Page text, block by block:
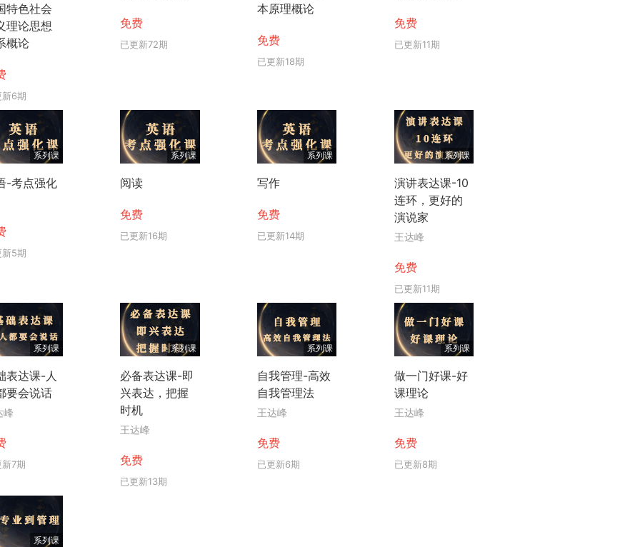
特色社会
理论思想
概论
6期
免费
已更新72期
本原理概论
免费
已更新18期
免费
已更新11期
系列课
-考点强化
5期
系列课
阅读
免费
已更新16期
系列课
写作
免费
已更新14期
系列课
演讲表达课-10
连环，更好的
演说家
王达峰
免费
已更新11期
系列课
表达课-人
要会说话
峰
7期
系列课
必备表达课-即
兴表达，把握
时机
王达峰
免费
已更新13期
系列课
自我管理-高效
自我管理法
王达峰
免费
已更新6期
系列课
做一门好课-好
课理论
王达峰
免费
已更新8期
系列课